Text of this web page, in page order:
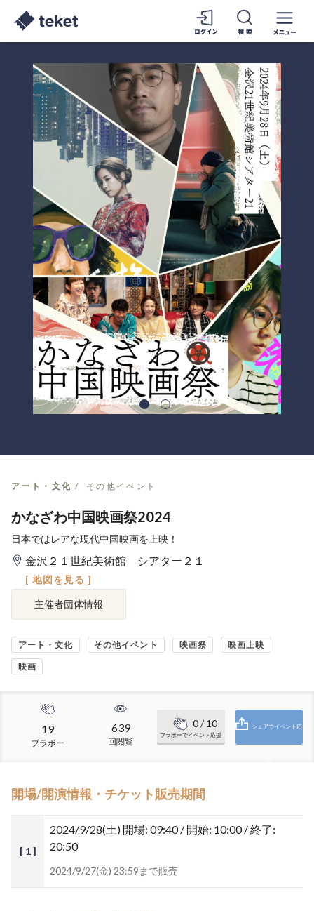
アート・文化 その他イベント
かなざわ中国映画祭2024
日本ではレアな現代中国映画を上映！
金沢２１世紀美術館 シアター２１
[ 地図を見る ]
主催者団体情報
アート・文化 その他イベント 映画祭 映画上映
映画
19
ブラボー
639
回閲覧
0/ 10
ブラボーでイベント応援
シェアでイベント応
開場/開演情報・チケット販売期間
[ 1 ]
2024/9/28(土) 開場: 09:40 / 開始: 10:00 / 終了:
20:50
2024/9/27(金) 23:59まで販売